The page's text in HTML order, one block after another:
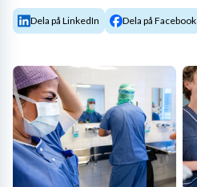
Dela på LinkedIn Dela på Facebook